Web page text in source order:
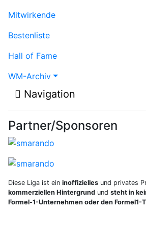
Mitwirkende
Bestenliste
Hall of Fame
WM-Archiv
Navigation
Partner/Sponsoren
Diese Liga ist ein inoffizielles und privates
kommerziellen Hintergrund und steht in
Formel-1-Unternehmen oder den Formel1-